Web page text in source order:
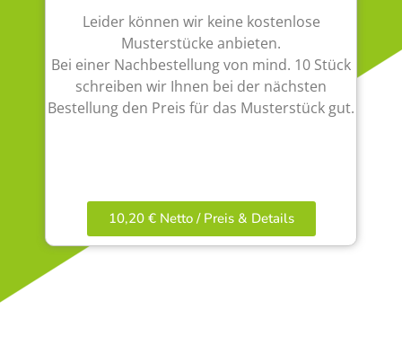
Leider können wir keine kostenlose
Musterstücke anbieten.
Bei einer Nachbestellung von mind. 10 Stück
schreiben wir Ihnen bei der nächsten
Bestellung den Preis für das Musterstück gut.
10,20 € Netto / Preis & Details